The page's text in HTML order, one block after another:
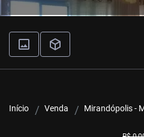
Início Venda Mirandópolis -